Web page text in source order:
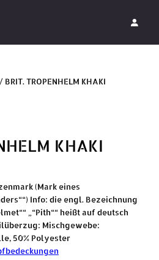
/ BRIT. TROPENHELM KHAKI
KHAKI
(Mark eines
Info: die engl. Bezeichnung
„“Pith““ heißt auf deutsch
Mischgewebe:
50% Polyester